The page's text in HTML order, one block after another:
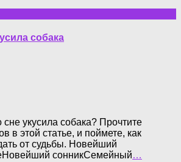
собака
сне укусила собака? Прочтите
в этой статье, и поймете, как
от судьбы. Новейший
сонникСемейный…